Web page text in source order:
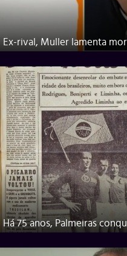
Ex-rival, Muller lamenta
Há 75 anos, Palmeiras